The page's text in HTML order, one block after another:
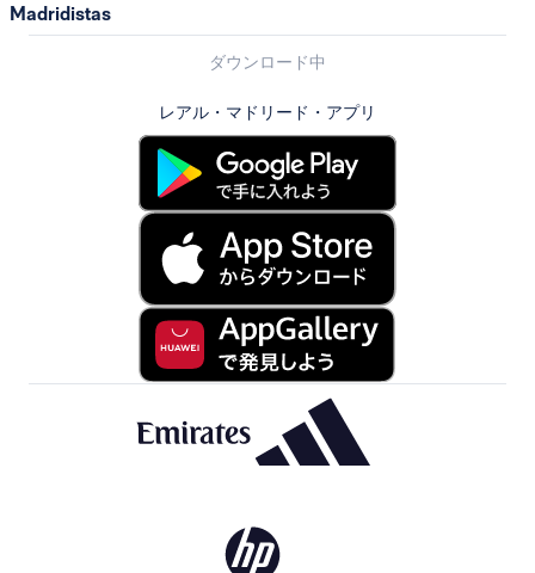
Madridistas
ダウンロード中
レアル・マドリード・アプリ